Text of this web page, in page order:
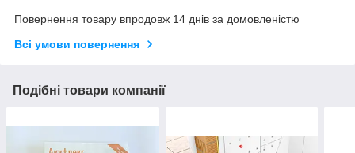
Повернення товару впродовж 14 днів за домовленістю
Всі умови повернення
Подібні товари компанії